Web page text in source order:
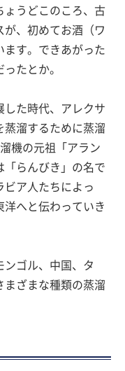
ょうどこのころ、古
、初めてお酒（ワ
ます。できあがった
たとか。
した時代、アレクサ
蒸溜するために蒸溜
機の元祖「アラン
「らんびき」の名で
ビア人たちによっ
洋へと伝わっていき
ンゴル、中国、タ
まざまな種類の蒸溜